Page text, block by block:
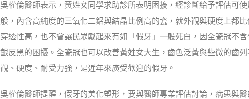
吳權倫醫師表示，黃姓女同學求助診所表明困擾，經診斷給予評估可
般，內含高純度的三氧化二鋁與結晶比例高的瓷，就外觀與硬度上都
穿透性高，也不會讓民眾戴起來有如「假牙」一般死白，因全瓷冠不
齦反黑的困擾。全瓷冠也可以改善黃姓女大生，齒色泛黃與些微的齒
觀、硬度、耐受力強，是近年來廣受歡迎的假牙。
吳權倫醫師提醒，假牙的美化塑形，要與醫師專業評估討論，病患與